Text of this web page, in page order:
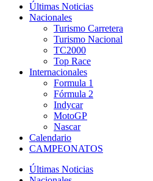
Últimas Noticias
Nacionales
Turismo Carretera
Turismo Nacional
TC2000
Top Race
Internacionales
Formula 1
Fórmula 2
Indycar
MotoGP
Nascar
Calendario
CAMPEONATOS
Últimas Noticias